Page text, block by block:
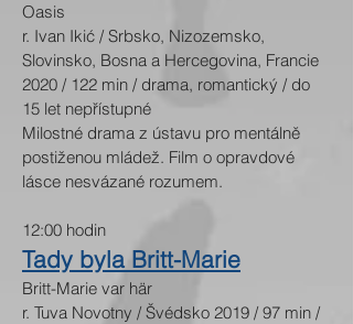
Oasis
r. Ivan Ikić / Srbsko, Nizozemsko,
Slovinsko, Bosna a Hercegovina, Francie
2020 / 122 min / drama, romantický / do
15 let nepřístupné
Milostné drama z ústavu pro mentálně
postiženou mládež. Film o opravdové
lásce nesvázané rozumem.
12:00 hodin
Tady byla Britt-Marie
Britt-Marie var här
r. Tuva Novotny / Švédsko 2019 / 97 min /